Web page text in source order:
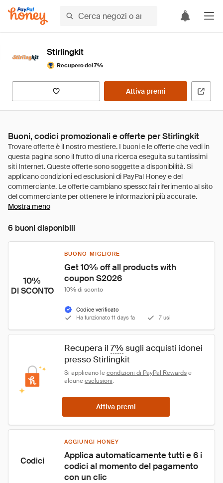
Stirlingkit
Recupero del 7%
Attiva premi
Buoni, codici promozionali e offerte per Stirlingkit
Mostra meno
6 buoni disponibili
10%
DI SCONTO
BUONO MIGLIORE
Get 10% off all products with
coupon S2026
10% di sconto
Codice verificato
Ha funzionato 11 days fa
7 usi
Recupera il 7% sugli acquisti idonei
presso Stirlingkit
Si applicano le condizioni di PayPal Rewards e
alcune esclusioni.
Attiva premi
Codici
AGGIUNGI HONEY
Applica automaticamente tutti e 6 i
codici al momento del pagamento
con un clic